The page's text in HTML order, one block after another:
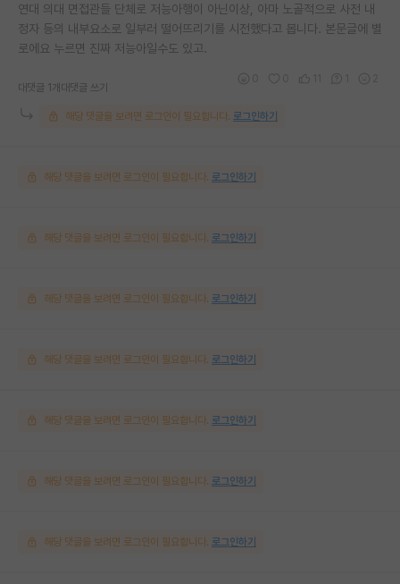
연대 의대 면접관들 단체로 저능아행이 아닌이상, 아마 노골적으로 사전 내
정자 등의 내부요소로 일부러 떨어뜨리기를 시전했다고 봅니다. 본문글에 별
로에요 누르면 진짜 저능아일수도 있고.
대댓글 1개 대댓글 쓰기
해당 댓글을 보려면 로그인이 필요합니다. 로그인하기
해당 댓글을 보려면 로그인이 필요합니다. 로그인하기
해당 댓글을 보려면 로그인이 필요합니다. 로그인하기
해당 댓글을 보려면 로그인이 필요합니다. 로그인하기
해당 댓글을 보려면 로그인이 필요합니다. 로그인하기
해당 댓글을 보려면 로그인이 필요합니다. 로그인하기
해당 댓글을 보려면 로그인이 필요합니다. 로그인하기
해당 댓글을 보려면 로그인이 필요합니다. 로그인하기